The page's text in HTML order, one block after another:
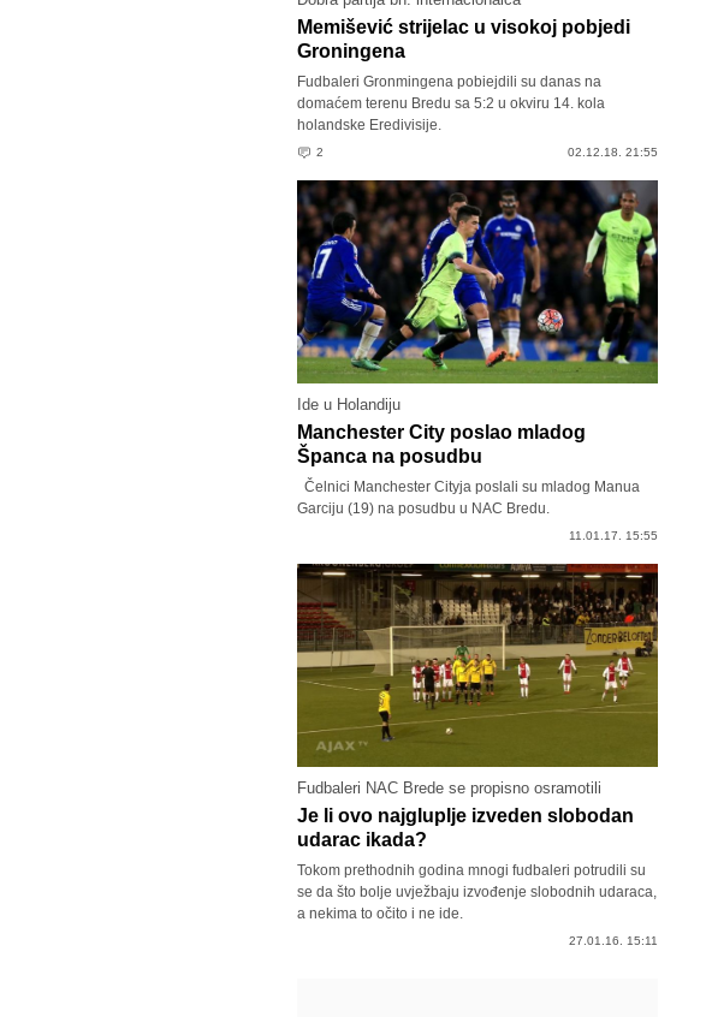
Memišević strijelac u visokoj pobjedi
Groningena
Fudbaleri Gronmingena pobiejdili su danas na
domaćem terenu Bredu sa 5:2 u okviru 14. kola
holandske Eredivisije.
2 02.12.18. 21:55
Ide u Holandiju
Manchester City poslao mladog
Španca na posudbu
Čelnici Manchester Cityja poslali su mladog Manua
Garciju (19) na posudbu u NAC Bredu.
11.01.17. 15:55
Fudbaleri NAC Brede se propisno osramotili
Je li ovo najgluplje izveden slobodan
udarac ikada?
Tokom prethodnih godina mnogi fudbaleri potrudili su
se da što bolje uvježbaju izvođenje slobodnih udaraca,
a nekima to očito i ne ide.
27.01.16. 15:11